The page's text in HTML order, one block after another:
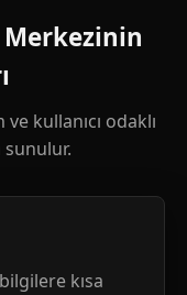
Merkezinin
kullanıcı odaklı
sunulur.
kısa